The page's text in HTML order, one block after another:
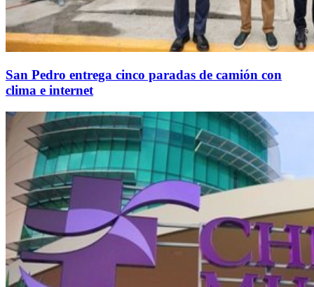
San Pedro entrega cinco paradas de camión con
clima e internet